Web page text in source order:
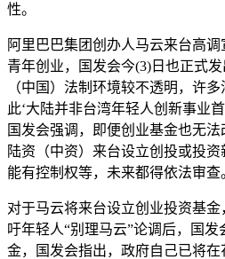
性。
阿里巴巴集团创办人马云来台高
青年创业，国发会今(3)日也正式
（中国）法制环境较不透明，许
此‘大陆并非台湾年轻人创新事业
国发会强调，即便创业基金也无法
陆资（中资）来台设立创投或投
能有控制权等，未来都得依法审查
对于马云将来台设立创业投资基
吁年轻人“别理马云”论调后，国
金，国发会指出，政府自己已将